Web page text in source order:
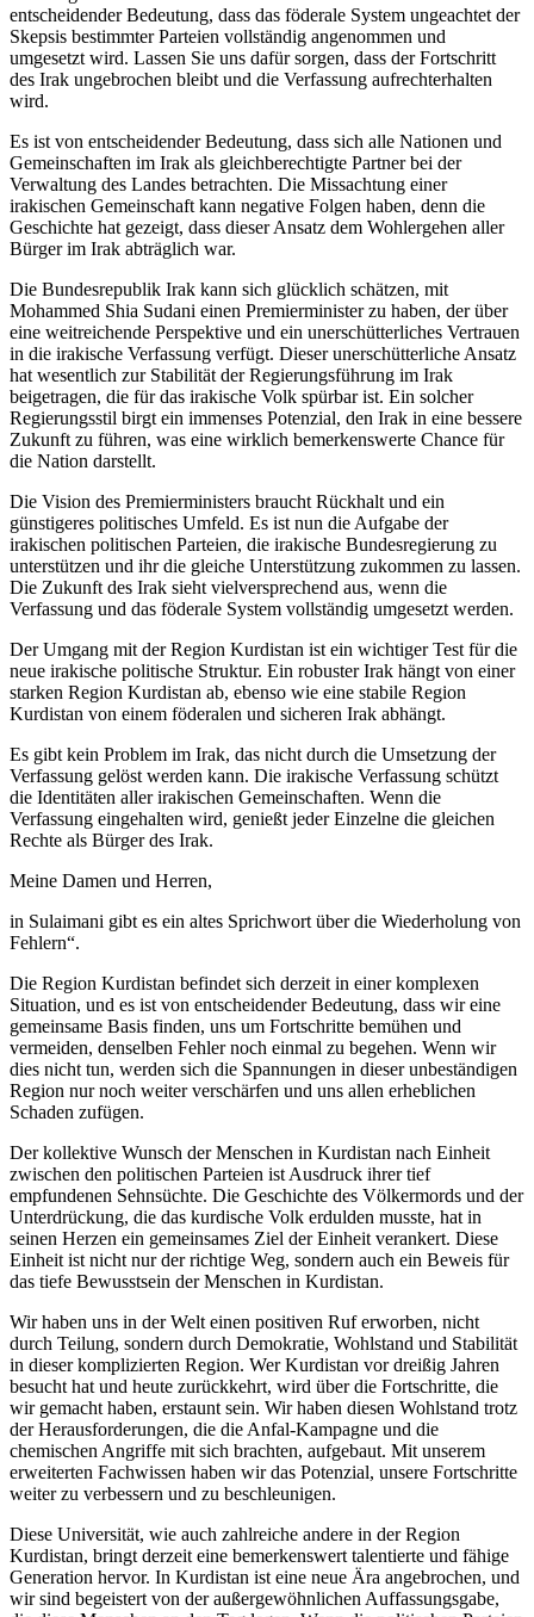
entscheidender Bedeutung, dass das föderale System ungeachtet der
Skepsis bestimmter Parteien vollständig angenommen und
umgesetzt wird. Lassen Sie uns dafür sorgen, dass der Fortschritt
des Irak ungebrochen bleibt und die Verfassung aufrechterhalten
wird.
Es ist von entscheidender Bedeutung, dass sich alle Nationen und
Gemeinschaften im Irak als gleichberechtigte Partner bei der
Verwaltung des Landes betrachten. Die Missachtung einer
irakischen Gemeinschaft kann negative Folgen haben, denn die
Geschichte hat gezeigt, dass dieser Ansatz dem Wohlergehen aller
Bürger im Irak abträglich war.
Die Bundesrepublik Irak kann sich glücklich schätzen, mit
Mohammed Shia Sudani einen Premierminister zu haben, der über
eine weitreichende Perspektive und ein unerschütterliches Vertrauen
in die irakische Verfassung verfügt. Dieser unerschütterliche Ansatz
hat wesentlich zur Stabilität der Regierungsführung im Irak
beigetragen, die für das irakische Volk spürbar ist. Ein solcher
Regierungsstil birgt ein immenses Potenzial, den Irak in eine bessere
Zukunft zu führen, was eine wirklich bemerkenswerte Chance für
die Nation darstellt.
Die Vision des Premierministers braucht Rückhalt und ein
günstigeres politisches Umfeld. Es ist nun die Aufgabe der
irakischen politischen Parteien, die irakische Bundesregierung zu
unterstützen und ihr die gleiche Unterstützung zukommen zu lassen.
Die Zukunft des Irak sieht vielversprechend aus, wenn die
Verfassung und das föderale System vollständig umgesetzt werden.
Der Umgang mit der Region Kurdistan ist ein wichtiger Test für die
neue irakische politische Struktur. Ein robuster Irak hängt von einer
starken Region Kurdistan ab, ebenso wie eine stabile Region
Kurdistan von einem föderalen und sicheren Irak abhängt.
Es gibt kein Problem im Irak, das nicht durch die Umsetzung der
Verfassung gelöst werden kann. Die irakische Verfassung schützt
die Identitäten aller irakischen Gemeinschaften. Wenn die
Verfassung eingehalten wird, genießt jeder Einzelne die gleichen
Rechte als Bürger des Irak.
Meine Damen und Herren,
in Sulaimani gibt es ein altes Sprichwort über die Wiederholung von
Fehlern“.
Die Region Kurdistan befindet sich derzeit in einer komplexen
Situation, und es ist von entscheidender Bedeutung, dass wir eine
gemeinsame Basis finden, uns um Fortschritte bemühen und
vermeiden, denselben Fehler noch einmal zu begehen. Wenn wir
dies nicht tun, werden sich die Spannungen in dieser unbeständigen
Region nur noch weiter verschärfen und uns allen erheblichen
Schaden zufügen.
Der kollektive Wunsch der Menschen in Kurdistan nach Einheit
zwischen den politischen Parteien ist Ausdruck ihrer tief
empfundenen Sehnsüchte. Die Geschichte des Völkermords und der
Unterdrückung, die das kurdische Volk erdulden musste, hat in
seinen Herzen ein gemeinsames Ziel der Einheit verankert. Diese
Einheit ist nicht nur der richtige Weg, sondern auch ein Beweis für
das tiefe Bewusstsein der Menschen in Kurdistan.
Wir haben uns in der Welt einen positiven Ruf erworben, nicht
durch Teilung, sondern durch Demokratie, Wohlstand und Stabilität
in dieser komplizierten Region. Wer Kurdistan vor dreißig Jahren
besucht hat und heute zurückkehrt, wird über die Fortschritte, die
wir gemacht haben, erstaunt sein. Wir haben diesen Wohlstand trotz
der Herausforderungen, die die Anfal-Kampagne und die
chemischen Angriffe mit sich brachten, aufgebaut. Mit unserem
erweiterten Fachwissen haben wir das Potenzial, unsere Fortschritte
weiter zu verbessern und zu beschleunigen.
Diese Universität, wie auch zahlreiche andere in der Region
Kurdistan, bringt derzeit eine bemerkenswert talentierte und fähige
Generation hervor. In Kurdistan ist eine neue Ära angebrochen, und
wir sind begeistert von der außergewöhnlichen Auffassungsgabe,